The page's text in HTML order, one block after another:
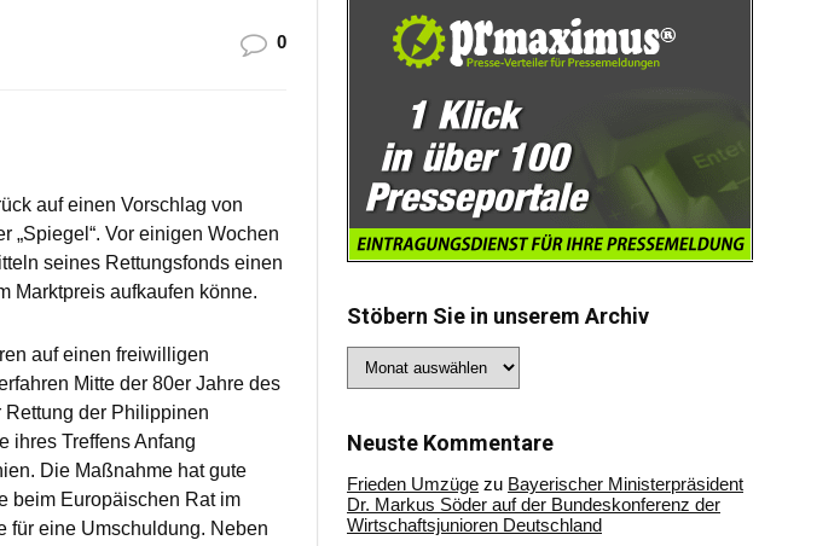
0
auf einen Vorschlag von
„Spiegel“. Vor einigen Wochen
seines Rettungsfonds einen
Marktpreis aufkaufen könne.
auf einen freiwilligen
Mitte der 80er Jahre des
der Philippinen
ihres Treffens Anfang
Die Maßnahme hat gute
beim Europäischen Rat im
für eine Umschuldung. Neben
Stöbern Sie in unserem Archiv
Sie
Archiv
Neuste Kommentare
Frieden Umzüge zu Bayerischer Ministerpräsident
Dr. Markus Söder auf der Bundeskonferenz der
Wirtschaftsjunioren Deutschland